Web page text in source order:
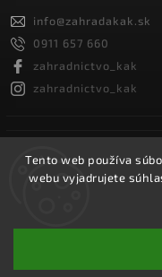
Tento web používa
webu vyjadrujete
info@zahradakak.sk
0911 657 660
zahradnictvo_kak
zahradnictvo_kak
FACEBOOK